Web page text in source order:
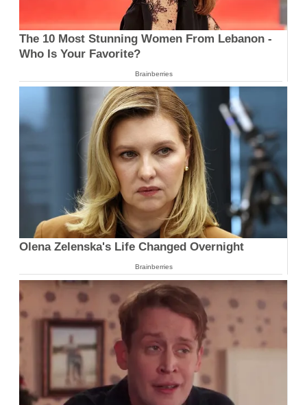
The 10 Most Stunning Women From Lebanon -
Who Is Your Favorite?
Brainberries
Olena Zelenska's Life Changed Overnight
Brainberries